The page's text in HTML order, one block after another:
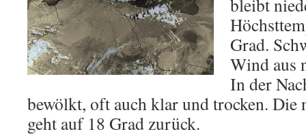
bleibt
Grad.
Wind aus
In der
bewölkt, oft auch klar und trocken. Die
geht auf 18 Grad zurück.